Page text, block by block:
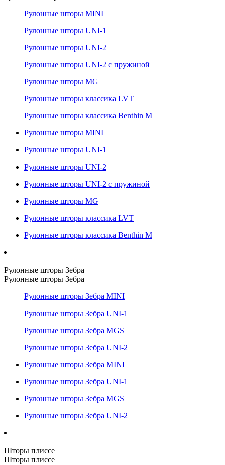
Рулонные шторы MINI
Рулонные шторы UNI-1
Рулонные шторы UNI-2
Рулонные шторы UNI-2 с пружиной
Рулонные шторы MG
Рулонные шторы классика LVT
Рулонные шторы классика Benthin M
Рулонные шторы MINI
Рулонные шторы UNI-1
Рулонные шторы UNI-2
Рулонные шторы UNI-2 с пружиной
Рулонные шторы MG
Рулонные шторы классика LVT
Рулонные шторы классика Benthin M
Рулонные шторы Зебра
Рулонные шторы Зебра
Рулонные шторы Зебра MINI
Рулонные шторы Зебра UNI-1
Рулонные шторы Зебра MGS
Рулонные шторы Зебра UNI-2
Рулонные шторы Зебра MINI
Рулонные шторы Зебра UNI-1
Рулонные шторы Зебра MGS
Рулонные шторы Зебра UNI-2
Шторы плиссе
Шторы плиссе